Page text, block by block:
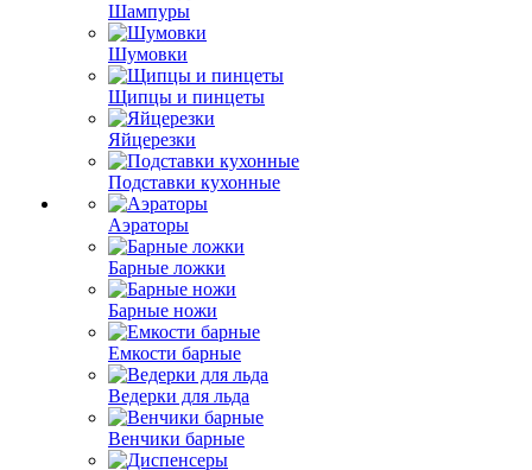
Шампуры
Шумовки
Щипцы и пинцеты
Яйцерезки
Подставки кухонные
Аэраторы
Барные ложки
Барные ножи
Емкости барные
Ведерки для льда
Венчики барные